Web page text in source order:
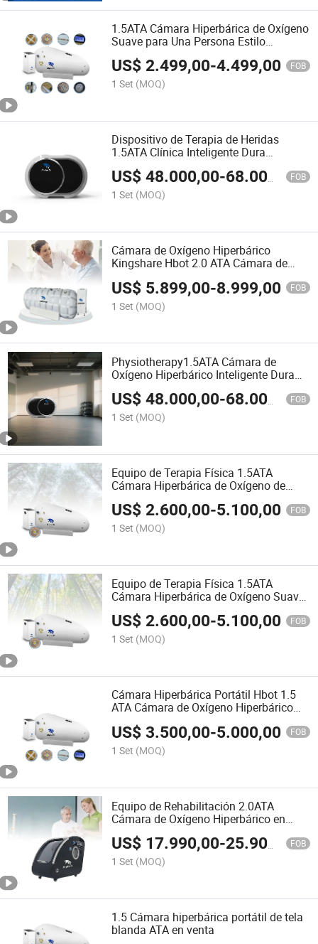
1.5ATA Cámara Hiperbárica de Oxígeno
Suave para Una Persona Estilo
Acostado Precio Mayorista Sin
Intermediarios
US$2.499,00-4.499,00 FOB
1 Set (MOQ)
Dispositivo de Terapia de Heridas
1.5ATA Clínica Inteligente Dura
Sentada Hbot Cámara de Oxígeno
Hiperbárico
US$48.000,00-68.000,00 FOB
1 Set (MOQ)
Cámara de Oxígeno Hiperbárico
Kingshare Hbot 2.0 ATA Cámara de
Circulación
US$ 5.899,00-8.999,00 FOB
1 Set (MOQ)
Physiotherapy1.5ATA Cámara de
Oxígeno Hiperbárico Inteligente Dura
para Terapia Hbot en Casa
US$48.000,00-68.000,00 FOB
1 Set (MOQ)
Equipo de Terapia Física 1.5ATA
Cámara Hiperbárica de Oxígeno de
Concha Suave
US$2.600,00-5.100,00 FOB
1 Set (MOQ)
Equipo de Terapia Física 1.5ATA
Cámara Hiperbárica de Oxígeno Suave
Triangular para Uso en Casa
US$2.600,00-5.100,00 FOB
1 Set (MOQ)
Cámara Hiperbárica Portátil Hbot 1.5
ATA Cámara de Oxígeno Hiperbárico
US$3.500,00-5.000,00 FOB
1 Set (MOQ)
Equipo de Rehabilitación 2.0ATA
Cámara de Oxígeno Hiperbárico en
Forma de Triángulo de Concha Dura
US$ 17.990,00-25.900,00 FOB
1 Set (MOQ)
1.5 Cámara hiperbárica portátil de tela
blanda ATA en venta